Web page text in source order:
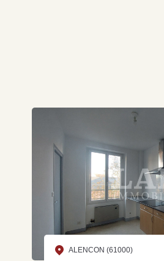
ALENCON (61000)